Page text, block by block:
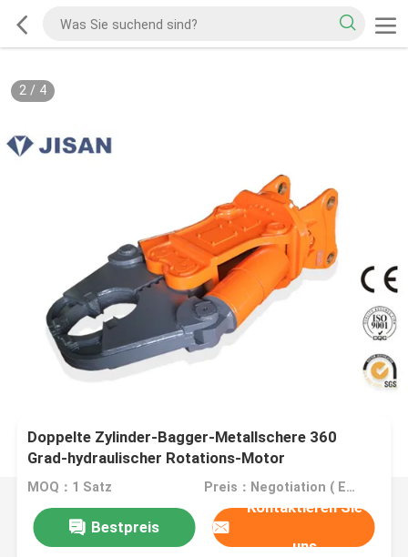
2/ 4
Doppelte Zylinder-Bagger-Metallschere 360
Grad-hydraulischer Rotations-Motor
MOQ：1 Satz Preis：Negotiation ( EXW , FOB or CIF price )
Bestpreis
Kontaktieren Sie
uns